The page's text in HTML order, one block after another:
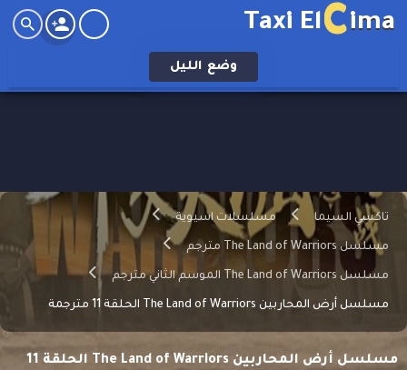
Taxi ElCima
وضع الليل
تاكسي السيما مسلسلات اسيوية
مسلسل The Land of Warriors مترجم
مسلسل The Land of Warriors الموسم الثاني مترجم
مسلسل أرض المحاربين The Land of Warriors الحلقة 11 مترجمة
مسلسل أرض المحاربين The Land of Warriors الحلقة 11